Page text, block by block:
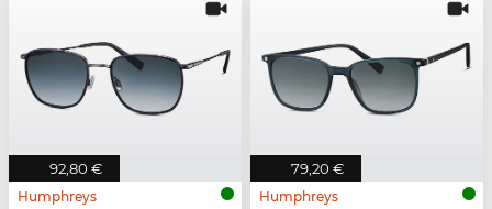
92,80 €
Humphreys
79,20 €
Humphreys